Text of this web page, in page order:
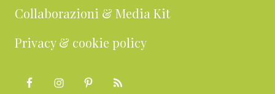
Collaborazioni & Media Kit
Privacy & cookie policy